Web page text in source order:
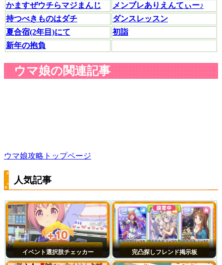
かますぜウチらマジまんじ
メンブレありえんてぃー♪
持つべきものはダチ
ダンスレッスン
夏合宿(2年目)にて
初詣
新年の抱負
ウマ娘の関連記事
ウマ娘攻略トップページ
人気記事
イベント選択肢チェッカー 完凸探しフレンド掲示板